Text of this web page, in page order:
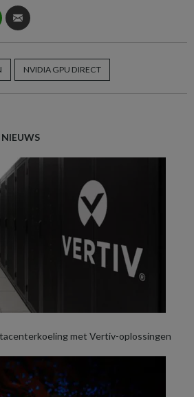
NVIDIA GPU DIRECT
NIEUWS
met Vertiv-oplossingen